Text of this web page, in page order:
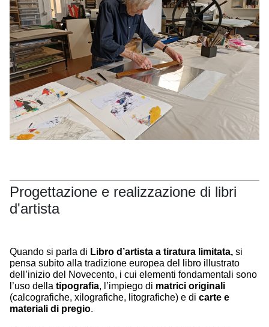
Progettazione e realizzazione di libri
d'artista
Quando si parla di Libro d’artista a tiratura limitata, si
pensa subito alla tradizione europea del libro illustrato
dell’inizio del Novecento, i cui elementi fondamentali sono
l’uso della tipografia, l’impiego di matrici originali
(calcografiche, xilografiche, litografiche) e di carte e
materiali di pregio.